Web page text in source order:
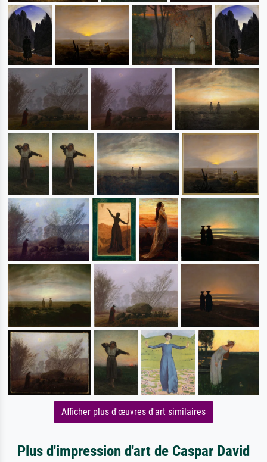
Afficher plus d'œuvres d'art similaires
Plus d'impression d'art de Caspar David